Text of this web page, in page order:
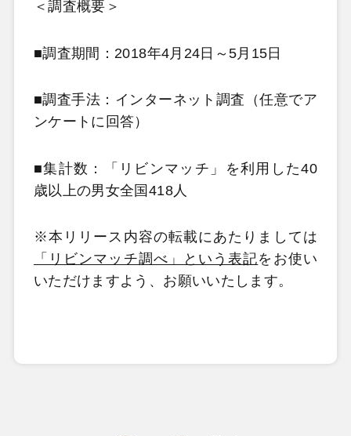
＜調査概要＞
■調査期間：2018年4月24日～5月15日
■調査手法：インターネット調査（任意でア
ンケートに回答）
■集計数：「リビンマッチ」を利用した40
歳以上の男女全国418人
※本リリース内容の転載にあたりましては
「リビンマッチ調べ」という表記をお使い
いただけますよう、お願いいたします。